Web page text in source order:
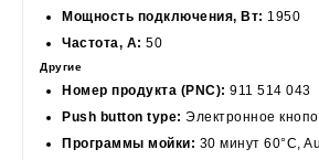
Мощность подключения, Вт: 1950
Частота, A: 50
Другие
Номер продукта (PNC): 911 514 043
Push button type: Электронное
Программы мойки: 30 минут 60°C,